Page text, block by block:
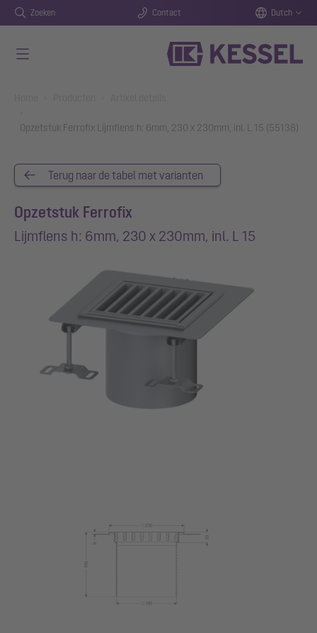
Zoeken Contact Dutch
Opzetstuk Ferrofix Lijmflens h: 6mm, 230 x 230mm, inl. L 15 (55138)
Terug naar de tabel met varianten
Opzetstuk Ferrofix
Lijmflens h: 6mm, 230 x 230mm, inl. L 15